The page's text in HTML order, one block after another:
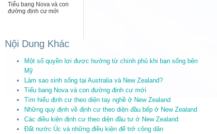
Tiểu bang Nova và con
đường định cư mới
Nội Dung Khác
Một số quyền lợi được hưởng từ chính phủ khi bạn sống bên
Mỹ
Làm sao sinh sống tại Australia và New Zealand?
Tiểu bang Nova và con đường định cư mới
Tìm hiểu định cư theo diện tay nghề ở New Zealand
Những quy định về định cư theo diện đầu bếp ở New Zealand
Các điều kiện định cư theo diện đầu tư ở New Zealand
Đất nước Úc và những điều kiện để trở công dân